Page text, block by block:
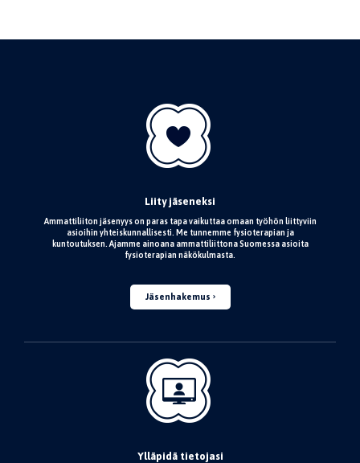
Liity jäseneksi
Ammattiliiton jäsenyys on paras tapa vaikuttaa omaan työhön liittyviin
asioihin yhteiskunnallisesti. Me tunnemme fysioterapian ja
kuntoutuksen. Ajamme ainoana ammattiliittona Suomessa asioita
fysioterapian näkökulmasta.
Jäsenhakemus
Ylläpidä tietojasi